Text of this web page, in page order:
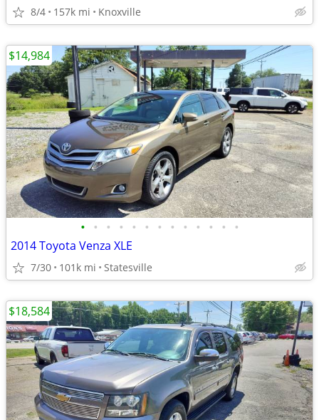
8/4 157k mi Knoxville
• • • • • • • • • • • • •
2014 Toyota Venza XLE
7/30 101k mi Statesville
$14,984
$18,584